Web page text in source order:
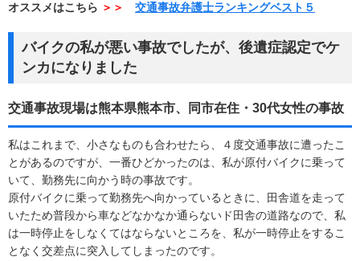
オススメはこちら ＞＞ 交通事故弁護士ランキングベスト５
バイクの私が悪い事故でしたが、後遺症認定でケ
ンカになりました
交通事故現場は熊本県熊本市、同市在住・30代女性の事故
私はこれまで、小さなものも合わせたら、４度交通事故に遭ったこ
とがあるのですが、一番ひどかったのは、私が原付バイクに乗って
いて、勤務先に向かう時の事故です。
原付バイクに乗って勤務先へ向かっているときに、田舎道を走って
いたため普段から車などなかなか通らないド田舎の道路なので、私
は一時停止をしなくてはならないところを、私が一時停止をするこ
となく交差点に突入してしまったのです。